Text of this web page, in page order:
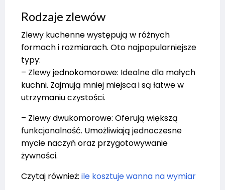
Rodzaje zlewów
Zlewy kuchenne występują w różnych
formach i rozmiarach. Oto najpopularniejsze
typy:
– Zlewy jednokomorowe: Idealne dla małych
kuchni. Zajmują mniej miejsca i są łatwe w
utrzymaniu czystości.
– Zlewy dwukomorowe: Oferują większą
funkcjonalność. Umożliwiają jednoczesne
mycie naczyń oraz przygotowywanie
żywności.
Czytaj również: ile kosztuje wanna na wymiar